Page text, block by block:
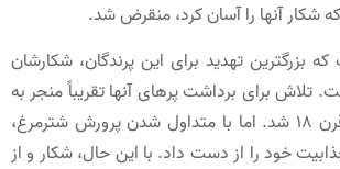
شکار آنها را آسان کرد، منقرض شد.
بزرگترین تهدید برای این پرندگان، شکارشان
تلاش برای برداشت پرهای آنها تقریباً منجر به
انقراض شترمرغ در قرن 18 شد. اما با متداول شدن پرورش شترمرغ،
خود را از دست داد. با این حال، شکار و از